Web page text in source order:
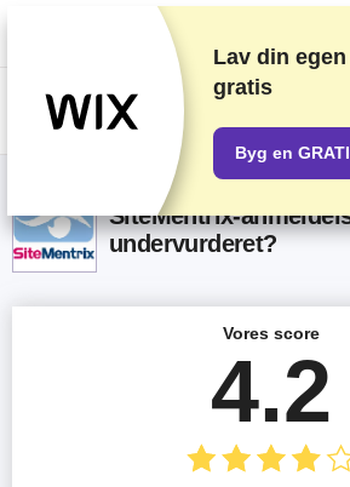
Vi rangerer forhandlere baseret på strenge
højde for din feedback og vores kommercielle
Denne side indeholder affiliate links.
SiteMentrix-
undervurderet?
Vores score
4.2
Lav din
gratis
Byg en